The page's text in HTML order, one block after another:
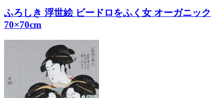
ふろしき 浮世絵 ビードロをふく女 オーガニック
70×70cm